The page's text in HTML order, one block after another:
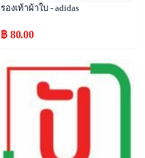
รองเท้าผ้าใบ - adidas
฿ 80.00
Popular